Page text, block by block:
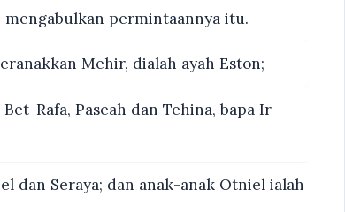
permintaannya itu.
Mehir, dialah ayah Eston;
Rafa, Paseah dan Tehina, bapa Ir-
dan Seraya; dan anak-anak Otniel ialah